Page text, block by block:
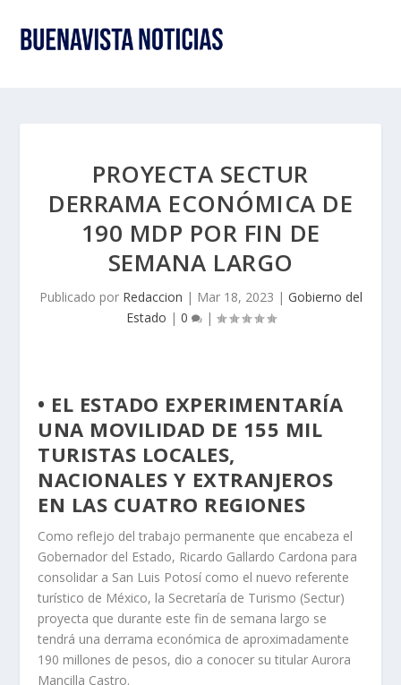
PROYECTA SECTUR
DERRAMA ECONÓMICA DE
190 MDP POR FIN DE
SEMANA LARGO
Publicado por Redaccion | Mar 18, 2023 | Gobierno del
Estado | 0 |
• EL ESTADO EXPERIMENTARÍA
UNA MOVILIDAD DE 155 MIL
TURISTAS LOCALES,
NACIONALES Y EXTRANJEROS
EN LAS CUATRO REGIONES
Como reflejo del trabajo permanente que encabeza el
Gobernador del Estado, Ricardo Gallardo Cardona para
consolidar a San Luis Potosí como el nuevo referente
turístico de México, la Secretaría de Turismo (Sectur)
proyecta que durante este fin de semana largo se
tendrá una derrama económica de aproximadamente
190 millones de pesos, dio a conocer su titular Aurora
Mancilla Castro.